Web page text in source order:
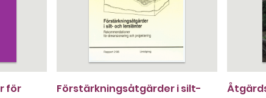
för
Förstärkningsåtgärder i silt-